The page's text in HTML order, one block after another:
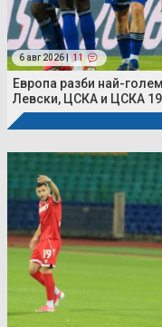
6 авг 2026 | 11
Европа разби най-
Левски, ЦСКА и ЦСКА